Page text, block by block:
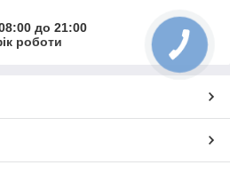
до 21:00
роботи